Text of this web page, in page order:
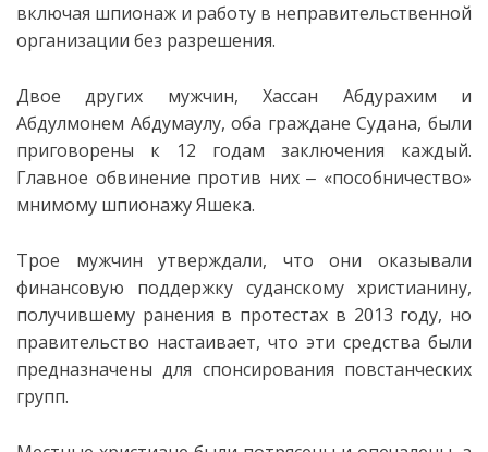
включая шпионаж и работу в неправительственной
организации без разрешения.
Двое других мужчин, Хассан Абдурахим и
Абдулмонем Абдумаулу, оба граждане Судана, были
приговорены к 12 годам заключения каждый.
Главное обвинение против них ‒ «пособничество»
мнимому шпионажу Яшека.
Трое мужчин утверждали, что они оказывали
финансовую поддержку суданскому христианину,
получившему ранения в протестах в 2013 году, но
правительство настаивает, что эти средства были
предназначены для спонсирования повстанческих
групп.